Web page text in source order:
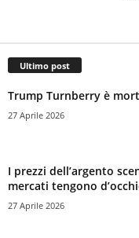
Ultimo post
Trump Turnberry è
27 Aprile 2026
I prezzi dell’argento
mercati tengono
27 Aprile 2026